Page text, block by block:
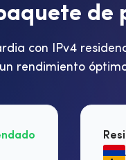
aquete de
con IPv4
rendimiento